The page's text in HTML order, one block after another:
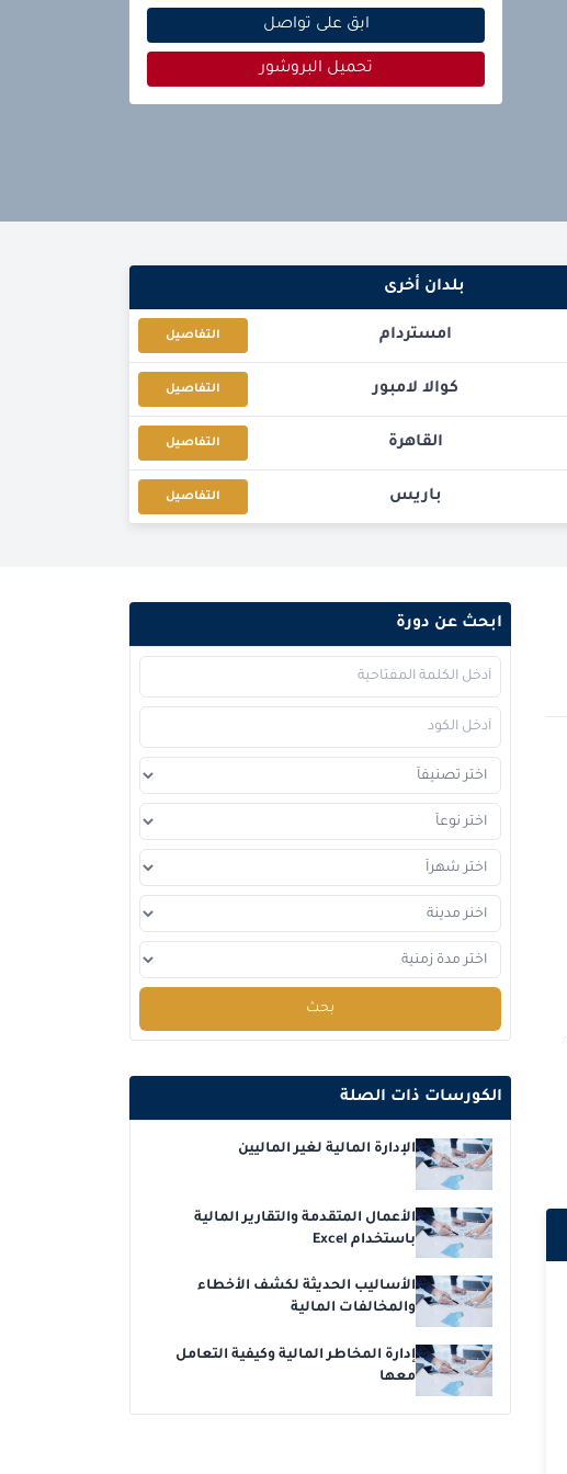
ابق على تواصل
تحميل البروشور
بلدان أخرى
امستردام التفاصيل
كوالا لامبور التفاصيل
القاهرة التفاصيل
باريس التفاصيل
لندن التفاصيل
دبي التفاصيل
كوالا لامبور التفاصيل
برشلونة
امستردام
باريس
لندن التفاصيل
دبي التفاصيل
كوالا لامبور
برشلونة
باريس
امستردام
لندن
القاهرة التفاصيل
كوالا لامبور
ابحث عن دورة
بحث
الكورسات ذات الصلة
الإدارة المالية لغير الماليين
الأعمال المتقدمة والتقارير المالية
باستخدام Excel
الأساليب الحديثة لكشف الأخطاء
والمخالفات المالية
إدارة المخاطر المالية وكيفية التعامل
معها